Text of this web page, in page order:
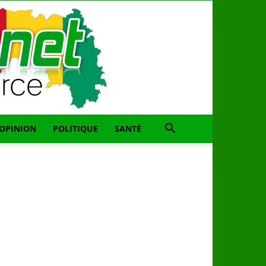
POLITIQUE SANTÉ